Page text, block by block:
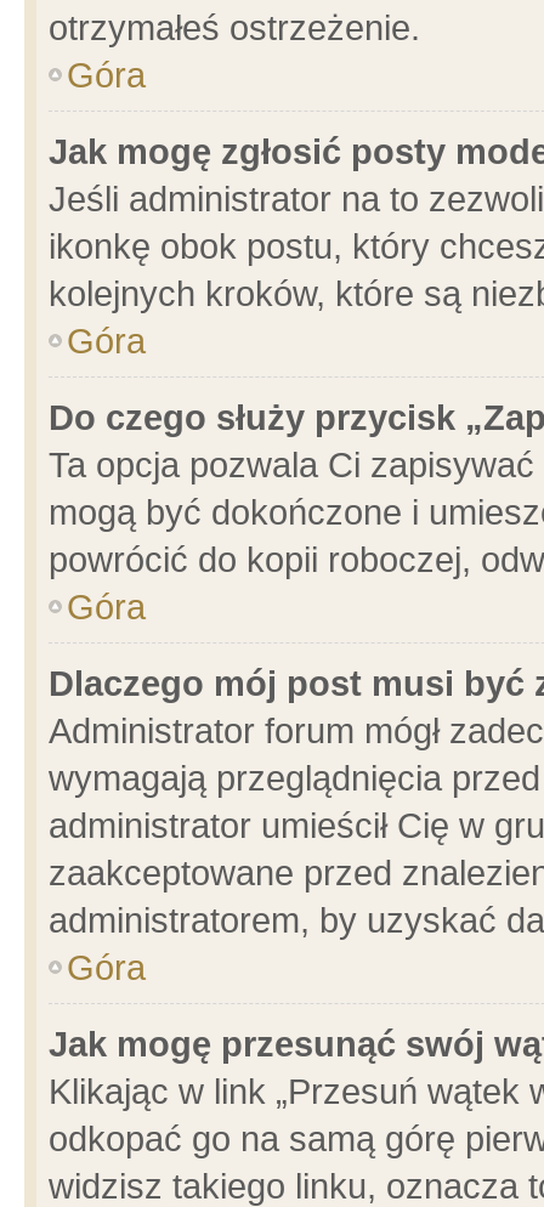
otrzymałeś ostrzeżenie.
Góra
Jak mogę zgłosić posty
Jeśli administrator na to
ikonkę obok postu, który
kolejnych kroków, które są
Góra
Do czego służy przycisk
Ta opcja pozwala Ci
mogą być dokończone i
powrócić do kopii roboczej,
Góra
Dlaczego mój post musi być
Administrator forum mógł
wymagają przeglądnięcia
administrator umieścił Cię w
zaakceptowane przed
administratorem, by uzyskać
Góra
Jak mogę przesunąć swój
Klikając w link „Przesuń wątek
odkopać go na samą górę
widzisz takiego linku, oznacza